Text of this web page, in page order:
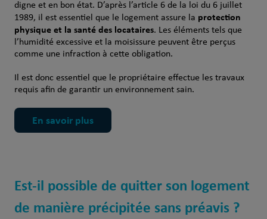
digne et en bon état. D’après l’article 6 de la loi du 6 juillet
1989, il est essentiel que le logement assure la protection
physique et la santé des locataires. Les éléments tels que
l’humidité excessive et la moisissure peuvent être perçus
comme une infraction à cette obligation.
Il est donc essentiel que le propriétaire effectue les travaux
requis afin de garantir un environnement sain.
En savoir plus
Est-il possible de quitter son logement
de manière précipitée sans préavis ?